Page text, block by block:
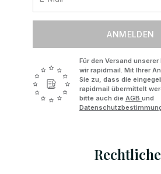
ANMELDEN
Für den Versand
wir rapidmail. Mit Ihrer
Sie zu, dass die
rapidmail übermittelt
bitte auch die AGB und